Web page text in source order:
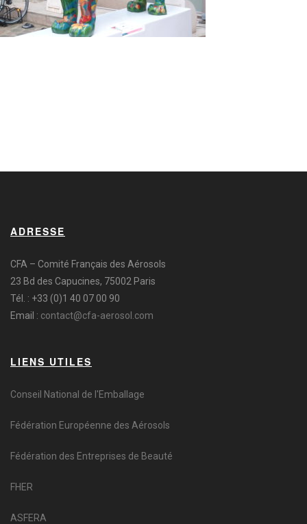
ADRESSE
CFA – Comité Français des Aérosols
23 Bd des Capucines, 75002 Paris
Tél. : +33 (0)1 40 07 00 90
Email : contact@cfa-aerosol.com
LIENS UTILES
Conseil National de l'Emballage
Fédération Européenne des Aérosols
Fédération des Entreprises de Beauté
FHER
ASFERA